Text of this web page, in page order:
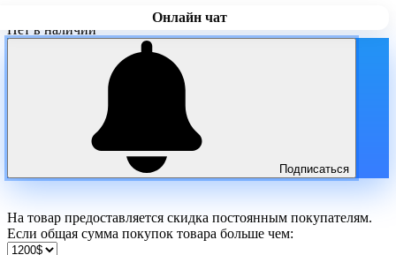
Онлайн чат
Нет в наличии
Подписаться
На товар предоставляется скидка постоянным покупателям.
Если общая сумма покупок товара больше чем: